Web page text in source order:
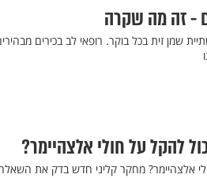
- זה מה שקרה
שמן זית בכל בוקר. רופאי לב בכירים
להקל על חולי אלצהיימר?
אלצהיימר? מחקר קליני חדש בדק את